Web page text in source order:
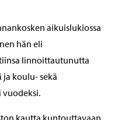
aikuislukiossa
hän eli
linnoittautunutta
ja koulu- sekä
vuodeksi.
kautta kuntouttavaan